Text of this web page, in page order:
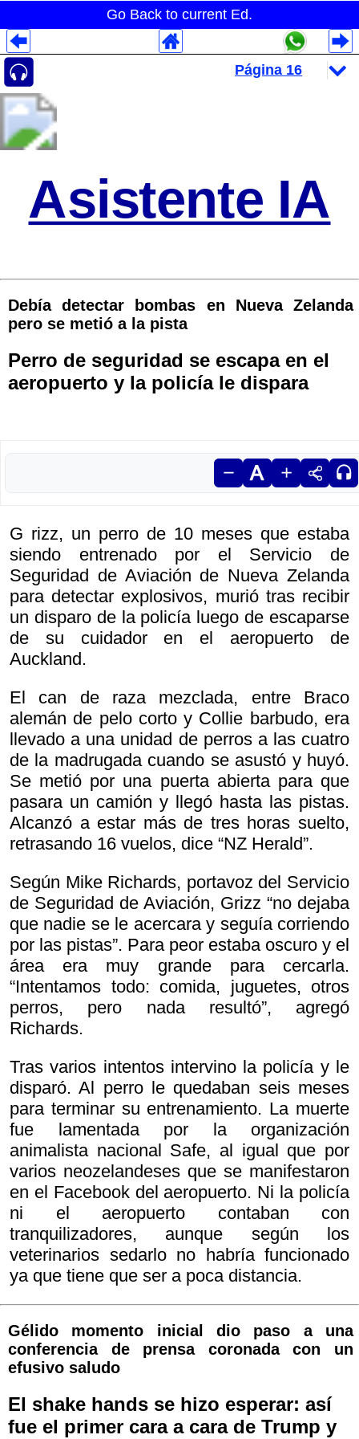
Go Back to current Ed.
Asistente IA
Debía detectar bombas en Nueva Zelanda
pero se metió a la pista
Perro de seguridad se escapa en el
aeropuerto y la policía le dispara
G rizz, un perro de 10 meses que estaba
siendo entrenado por el Servicio de
Seguridad de Aviación de Nueva Zelanda
para detectar explosivos, murió tras recibir
un disparo de la policía luego de escaparse
de su cuidador en el aeropuerto de
Auckland.
El can de raza mezclada, entre Braco
alemán de pelo corto y Collie barbudo, era
llevado a una unidad de perros a las cuatro
de la madrugada cuando se asustó y huyó.
Se metió por una puerta abierta para que
pasara un camión y llegó hasta las pistas.
Alcanzó a estar más de tres horas suelto,
retrasando 16 vuelos, dice “NZ Herald”.
Según Mike Richards, portavoz del Servicio
de Seguridad de Aviación, Grizz “no dejaba
que nadie se le acercara y seguía corriendo
por las pistas”. Para peor estaba oscuro y el
área era muy grande para cercarla.
“Intentamos todo: comida, juguetes, otros
perros, pero nada resultó”, agregó
Richards.
Tras varios intentos intervino la policía y le
disparó. Al perro le quedaban seis meses
para terminar su entrenamiento. La muerte
fue lamentada por la organización
animalista nacional Safe, al igual que por
varios neozelandeses que se manifestaron
en el Facebook del aeropuerto. Ni la policía
ni el aeropuerto contaban con
tranquilizadores, aunque según los
veterinarios sedarlo no habría funcionado
ya que tiene que ser a poca distancia.
Gélido momento inicial dio paso a una
conferencia de prensa coronada con un
efusivo saludo
El shake hands se hizo esperar: así
fue el primer cara a cara de Trump y
Despliegues Analytics
Despliegues Totales
Despliegues por Rubros